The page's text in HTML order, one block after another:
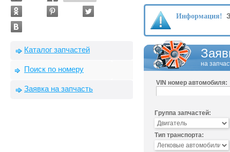
Каталог запчастей
Поиск по номеру
Заявка на запчасть
Информация!
на
VIN номер автомобиля:
Группа запчастей:
Тип транспорта: